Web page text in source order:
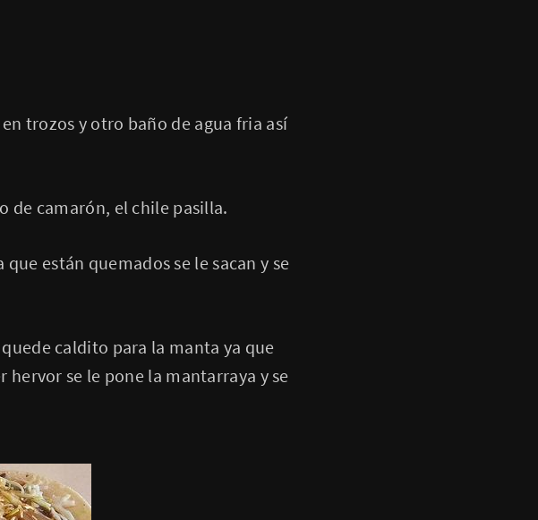
trozos y otro baño de agua fria así
de camarón, el chile pasilla.
están quemados se le sacan y se
caldito para la manta ya que
hervor se le pone la mantarraya y se